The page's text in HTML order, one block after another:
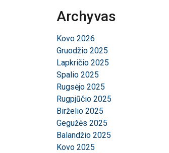
Archyvas
Kovo 2026
Gruodžio 2025
Lapkričio 2025
Spalio 2025
Rugsėjo 2025
Rugpjūčio 2025
Birželio 2025
Gegužės 2025
Balandžio 2025
Kovo 2025